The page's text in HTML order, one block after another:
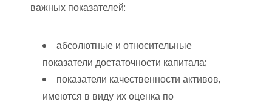
важных показателей:
абсолютные и относительные
показатели достаточности капитала;
показатели качественности активов,
имеются в виду их оценка по